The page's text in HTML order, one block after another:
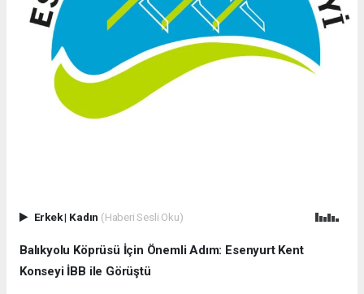
Erkek| Kadın (Haberi Sesli Oku)
Balıkyolu Köprüsü İçin Önemli Adım: Esenyurt Kent
Konseyi İBB ile Görüştü